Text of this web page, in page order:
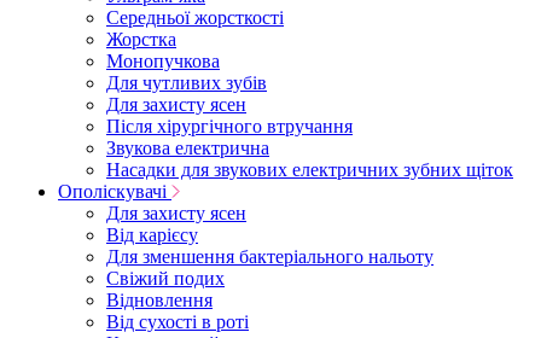
Середньої жорсткості
Жорстка
Монопучкова
Для чутливих зубів
Для захисту ясен
Після хірургічного втручання
Звукова електрична
Насадки для звукових електричних зубних щіток
Ополіскувачі
Для захисту ясен
Від карієсу
Для зменшення бактеріального нальоту
Свіжий подих
Відновлення
Від сухості в роті